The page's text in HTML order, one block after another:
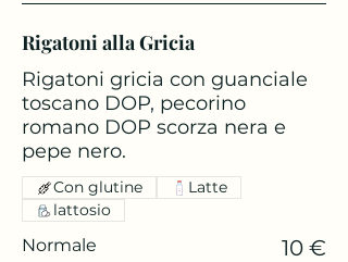
Rigatoni alla Gricia
Rigatoni gricia con guanciale
toscano DOP, pecorino
romano DOP scorza nera e
pepe nero.
Normale 10 €
Con glutine
Latte
lattosio